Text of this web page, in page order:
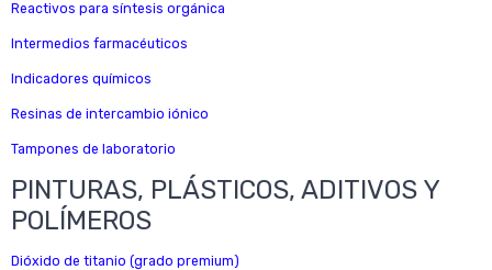
Reactivos para síntesis orgánica
Intermedios farmacéuticos
Indicadores químicos
Resinas de intercambio iónico
Tampones de laboratorio
PINTURAS, PLÁSTICOS, ADITIVOS Y
POLÍMEROS
Dióxido de titanio (grado premium)